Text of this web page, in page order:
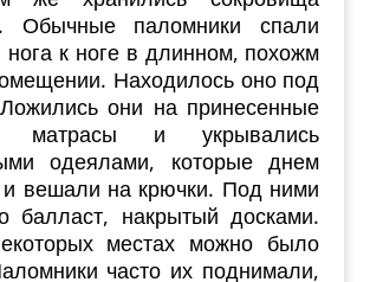
Обычные паломники спали
нога к ноге в длинном, похожм
Находилось оно под
они на принесенные
и укрывались
одеялами, которые днем
и вешали на крючки. Под ними
балласт, накрытый досками.
местах можно было
часто их поднимали,